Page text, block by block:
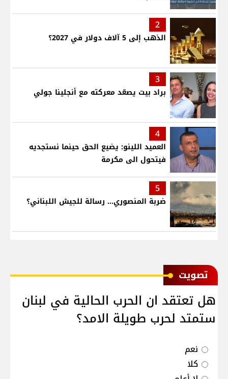
2
الذهب إلى 5 آلاف دولار في 2027؟
3
براد بيت يصعّد معركته مع أنجلينا جولي
4
العميد اللينو: يضيع الحق حينما نستجديه
فيتحول الى مكرمة
5
ضربة المنصوري... رسالة للجيش اللبناني؟
ﺗﺼﻮﻳﺖ
هل تعتقد ان الحرب الحالية في لبنان
ستمتد لحرب طويلة الامد؟
نعم
كلا